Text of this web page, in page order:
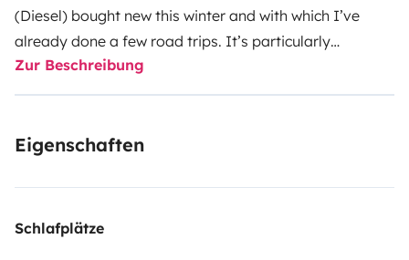
(Diesel) bought new this winter and with which I’ve
already done a few road trips. It’s particularly
comfortable (you stand upright inside): a static double
bed with storage space underneath (you can also fit a
It has plenty of drawers and storage space, a gas
cold or hot water) + an inside table (which can be set
Zur Beschreibung
Eigenschaften
Schlafplätze